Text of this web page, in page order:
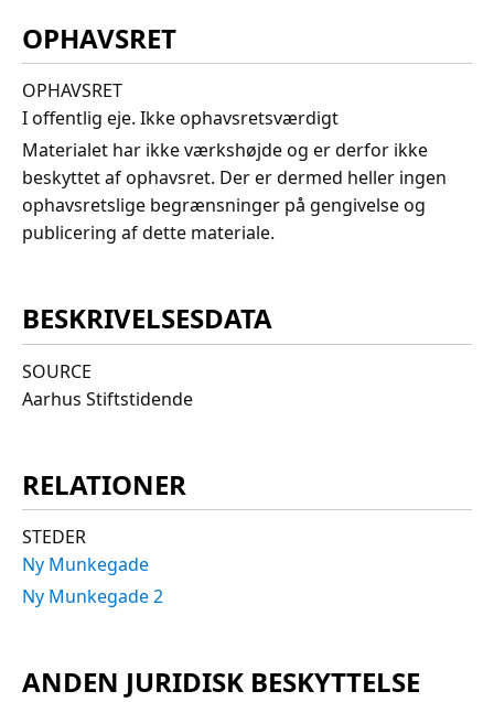
OPHAVSRET
OPHAVSRET
I offentlig eje. Ikke ophavsretsværdigt
Materialet har ikke værkshøjde og er derfor ikke
beskyttet af ophavsret. Der er dermed heller ingen
ophavsretslige begrænsninger på gengivelse og
publicering af dette materiale.
BESKRIVELSESDATA
SOURCE
Aarhus Stiftstidende
RELATIONER
STEDER
Ny Munkegade
Ny Munkegade 2
ANDEN JURIDISK BESKYTTELSE